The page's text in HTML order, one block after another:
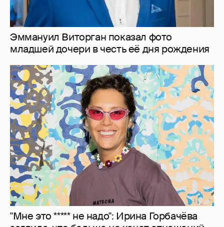
Эммануил Виторган показал фото
младшей дочери в честь её дня рождения
"Мне это ***** не надо": Ирина Горбачёва